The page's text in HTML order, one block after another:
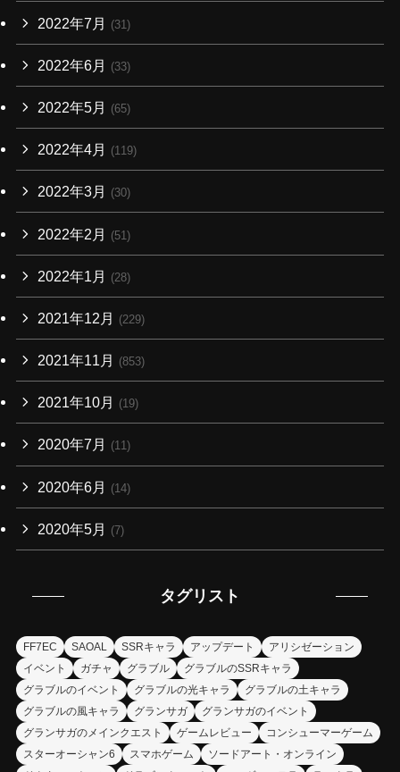
2022年7月 (31)
2022年6月 (33)
2022年5月 (65)
2022年4月 (119)
2022年3月 (30)
2022年2月 (51)
2022年1月 (28)
2021年12月 (229)
2021年11月 (853)
2021年10月 (19)
2020年7月 (11)
2020年6月 (14)
2020年5月 (7)
タグリスト
FF7EC SAOAL SSRキャラ アップデート
アリシゼーション
イベント
ガチャ グラブル
グラブルのSSRキャラ
グラブルのイベント
グラブルの光キャラ
グラブルの土キャラ
グラブルの風キャラ
グランサガ
グランサガのイベント
グランサガのメインクエスト
ゲームレビュー
コンシューマーゲーム
スターオーシャン6
スマホゲーム
ソードアート・オンライン